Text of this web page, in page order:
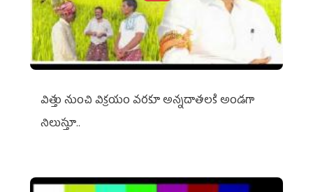
విత్తు నుంచి విక్రయం వరకూ అన్నదాతలకి అండగా
నిలుస్తూ..